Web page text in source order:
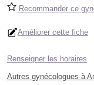
Recommander ce
Améliorer cette fiche
Renseigner les horaires
Autres gynécologues à